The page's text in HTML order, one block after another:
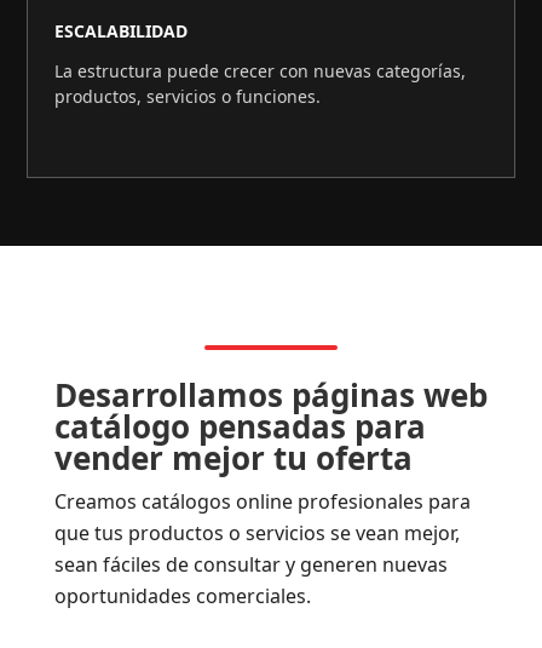
ESCALABILIDAD
La estructura puede crecer con nuevas categorías,
productos, servicios o funciones.
Desarrollamos páginas web
catálogo pensadas para
vender mejor tu oferta
Creamos catálogos online profesionales para
que tus productos o servicios se vean mejor,
sean fáciles de consultar y generen nuevas
oportunidades comerciales.